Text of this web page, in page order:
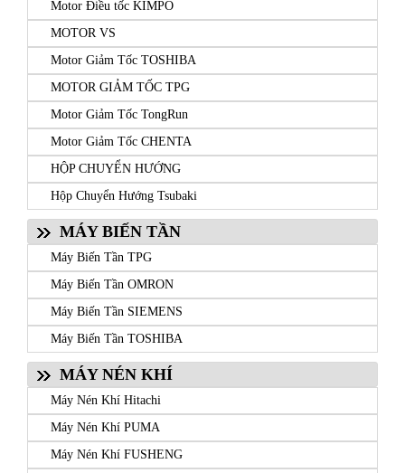
Motor Điều tốc KIMPO
MOTOR VS
Motor Giảm Tốc TOSHIBA
MOTOR GIẢM TỐC TPG
Motor Giảm Tốc TongRun
Motor Giảm Tốc CHENTA
HỘP CHUYỂN HƯỚNG
Hộp Chuyển Hướng Tsubaki
MÁY BIẾN TẦN
Máy Biến Tần TPG
Máy Biến Tần OMRON
Máy Biến Tần SIEMENS
Máy Biến Tần TOSHIBA
MÁY NÉN KHÍ
Máy Nén Khí Hitachi
Máy Nén Khí PUMA
Máy Nén Khí FUSHENG